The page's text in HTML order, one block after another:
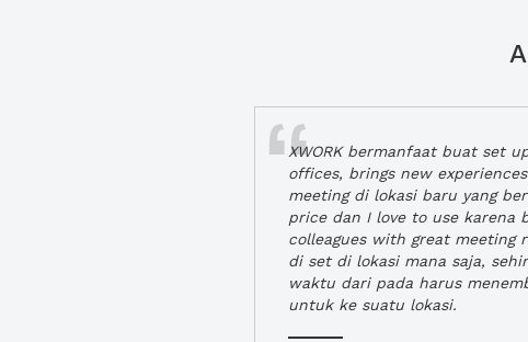
XWORK bermanfaat buat set
offices, brings new
meeting di lokasi baru yang
price dan I love to use karena
colleagues with great meeting
di set di lokasi mana saja,
waktu dari pada harus
untuk ke suatu lokasi.